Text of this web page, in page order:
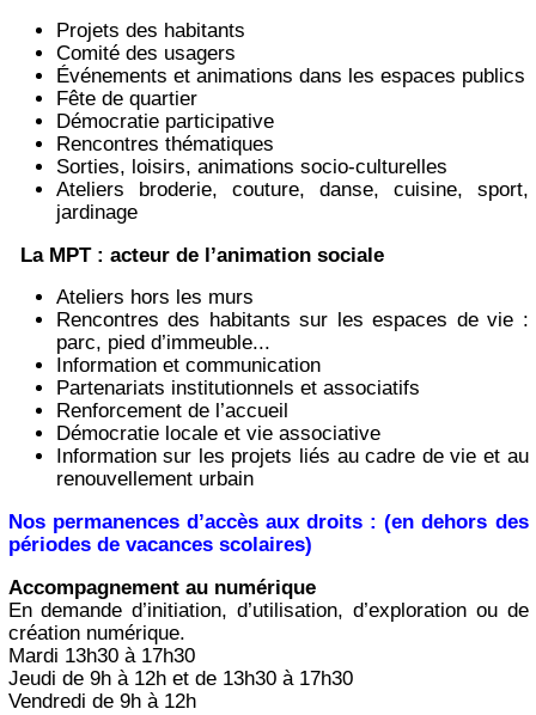
Projets des habitants
Comité des usagers
Événements et animations dans les espaces publics
Fête de quartier
Démocratie participative
Rencontres thématiques
Sorties, loisirs, animations socio-culturelles
Ateliers broderie, couture, danse, cuisine, sport,
jardinage
La MPT : acteur de l’animation sociale
Ateliers hors les murs
Rencontres des habitants sur les espaces de vie :
parc, pied d’immeuble...
Information et communication
Partenariats institutionnels et associatifs
Renforcement de l’accueil
Démocratie locale et vie associative
Information sur les projets liés au cadre de vie et au
renouvellement urbain
Nos permanences d’accès aux droits : (en dehors des
périodes de vacances scolaires)
Accompagnement au numérique
En demande d’initiation, d’utilisation, d’exploration ou de
création numérique.
Mardi 13h30 à 17h30
Jeudi de 9h à 12h et de 13h30 à 17h30
Vendredi de 9h à 12h